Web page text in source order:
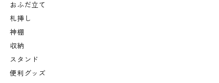
おふだ立て
札挿し
神棚
収納
スタンド
便利グッズ